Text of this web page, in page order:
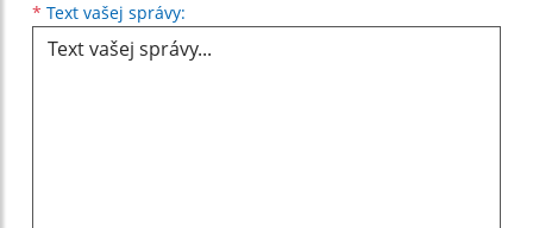
* Text vašej správy: